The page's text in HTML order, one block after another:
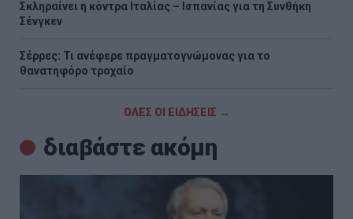
Σκληραίνει η κόντρα Ιταλίας – Ισπανίας για τη Συνθήκη
Σένγκεν
Σέρρες: Τι ανέφερε πραγματογνώμονας για το
θανατηφόρο τροχαίο
ΟΛΕΣ ΟΙ ΕΙΔΗΣΕΙΣ →
διαβάστε ακόμη